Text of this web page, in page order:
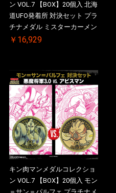
ン VOL.7 【BOX】20個入 北海
道UFO発着所 対決セット プラ
チナメダル ミスターカーメン
VS. ブロッケン Jr. 2.0 初回シ
ル(非売品)付
￥16,929
キン肉マンメダルコレクショ
ン VOL.7 【BOX】20個入 モン